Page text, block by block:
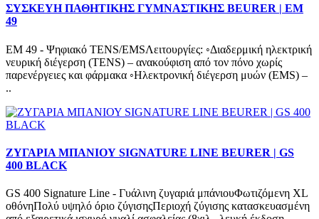
ΣΥΣΚΕΥΗ ΠΑΘΗΤΙΚΗΣ ΓΥΜΝΑΣΤΙΚΗΣ BEURER | EM
49
EM 49 - Ψηφιακό TENS/EMSΛειτουργίες: ◦Διαδερμική ηλεκτρική
νευρική διέγερση (TENS) – ανακούφιση από τον πόνο χωρίς
παρενέργειες και φάρμακα ◦Ηλεκτρονική διέγερση μυών (EMS) –
..
ΖΥΓΑΡΙΑ ΜΠΑΝΙΟΥ SIGNATURE LINE BEURER | GS
400 BLACK
GS 400 Signature Line - Γυάλινη ζυγαριά μπάνιουΦωτιζόμενη XL
οθόνηΠολύ υψηλό όριο ζύγισηςΠεριοχή ζύγισης κατασκευασμένη